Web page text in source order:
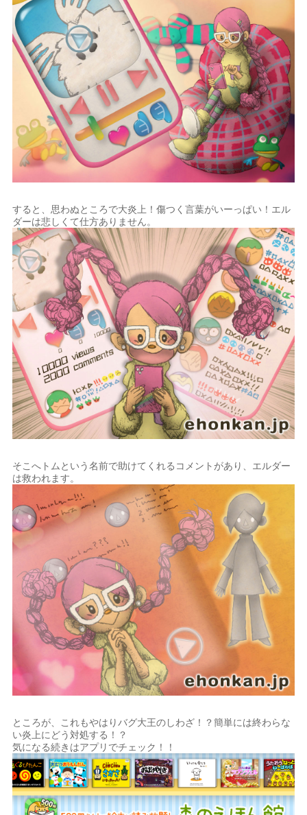
すると、思わぬところで大炎上！傷つく言葉がいーっぱい！エル
ダーは悲しくて仕方ありません。
そこへトムという名前で助けてくれるコメントがあり、エルダー
は救われます。
ところが、これもやはりバグ大王のしわざ！？簡単には終わらな
い炎上にどう対処する！？
気になる続きはアプリでチェック！！